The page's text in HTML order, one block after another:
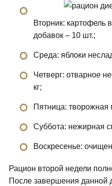
Вторник: картофель
добавок – 10 шт.;
Среда: яблоки
Четверг: отварное
кг;
Пятница: творожная
Суббота: нежирная
Воскресенье:
Рацион второй недели
После завершения данной